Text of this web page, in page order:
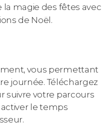
la magie des fêtes avec
de Noël.
vous permettant
journée. Téléchargez
suivre votre parcours
le temps